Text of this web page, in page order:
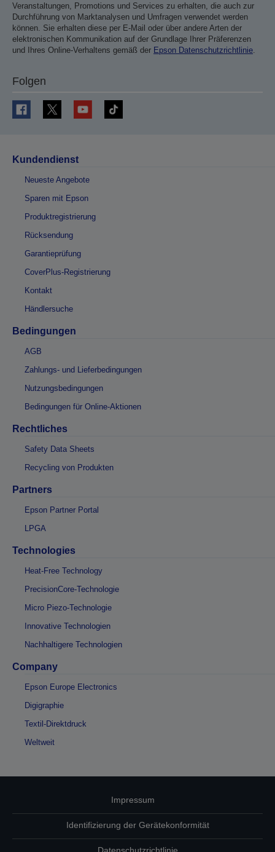
Veranstaltungen, Promotions und Services zu erhalten, die auch zur
Durchführung von Marktanalysen und Umfragen verwendet werden
können. Sie erhalten diese per E-Mail oder über andere Arten der
elektronischen Kommunikation auf der Grundlage Ihrer Präferenzen
und Ihres Online-Verhaltens gemäß der Epson Datenschutzrichtlinie
Folgen
Kundendienst
Neueste Angebote
Sparen mit Epson
Produktregistrierung
Rücksendung
Garantieprüfung
CoverPlus-Registrierung
Kontakt
Händlersuche
Bedingungen
AGB
Zahlungs- und Lieferbedingungen
Nutzungsbedingungen
Bedingungen für Online-Aktionen
Rechtliches
Safety Data Sheets
Recycling von Produkten
Partners
Epson Partner Portal
LPGA
Technologies
Heat-Free Technology
PrecisionCore-Technologie
Micro Piezo-Technologie
Innovative Technologien
Nachhaltigere Technologien
Company
Epson Europe Electronics
Digigraphie
Textil-Direktdruck
Weltweit
Impressum
Identifizierung der Gerätekonformität
Datenschutzrichtlinie